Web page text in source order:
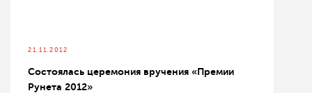
21.11.2012
Состоялась церемония вручения «Премии
Рунета 2012»